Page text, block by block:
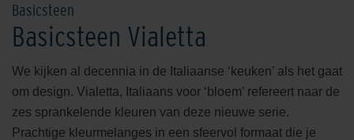
Basicsteen
Basicsteen Vialetta
We kijken al decennia in de Italiaanse ‘keuken’ als het gaat
om design. Vialetta, Italiaans voor ‘bloem’ refereert naar de
zes sprankelende kleuren van deze nieuwe serie.
Prachtige kleurmelanges in een sfeervol formaat die je